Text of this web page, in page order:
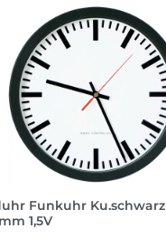
Funkuhr Ku.schwarz
1,5V